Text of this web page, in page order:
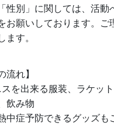
性別」に関しては、活動
お願いしております。ご
ます。
流れ】
スを出来る服装、ラケッ
飲み物
中症予防できるグッズも